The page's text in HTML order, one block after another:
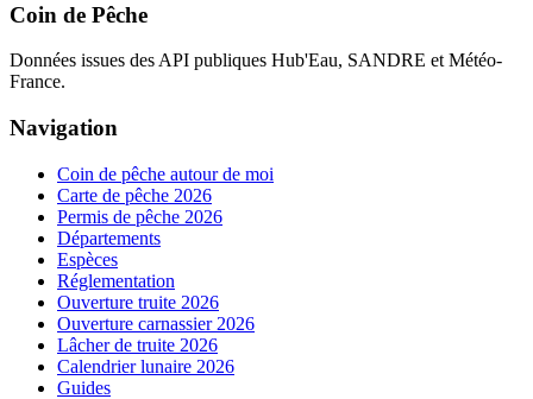
Coin de Pêche
Données issues des API publiques Hub'Eau, SANDRE et Météo-
France.
Navigation
Coin de pêche autour de moi
Carte de pêche 2026
Permis de pêche 2026
Départements
Espèces
Réglementation
Ouverture truite 2026
Ouverture carnassier 2026
Lâcher de truite 2026
Calendrier lunaire 2026
Guides